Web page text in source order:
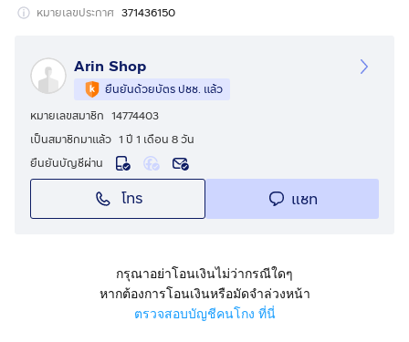
หมายเลขประกาศ 371436150
Arin Shop
ยืนยันด้วยบัตร ปชช. แล้ว
หมายเลขสมาชิก 14774403
เป็นสมาชิกมาแล้ว 1 ปี 1 เดือน 8 วัน
ยืนยันบัญชีผ่าน
โทร แชท
กรุณาอย่าโอนเงินไม่ว่ากรณีใดๆ
หากต้องการโอนเงินหรือมัดจำล่วงหน้า
ตรวจสอบบัญชีคนโกง ที่นี่